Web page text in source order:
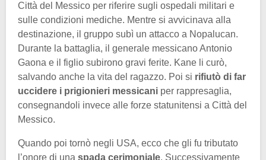
Città del Messico per riferire sugli ospedali militari e
sulle condizioni mediche. Mentre si avvicinava alla
destinazione, il gruppo subì un attacco a Nopalucan.
Durante la battaglia, il generale messicano Antonio
Gaona e il figlio subirono gravi ferite. Kane li curò,
salvando anche la vita del ragazzo. Poi si rifiutò di far
uccidere i prigionieri messicani per rappresaglia,
consegnandoli invece alle forze statunitensi a Città del
Messico.
Quando poi tornò negli USA, ecco che gli fu tributato
l’onore di una spada cerimoniale. Successivamente